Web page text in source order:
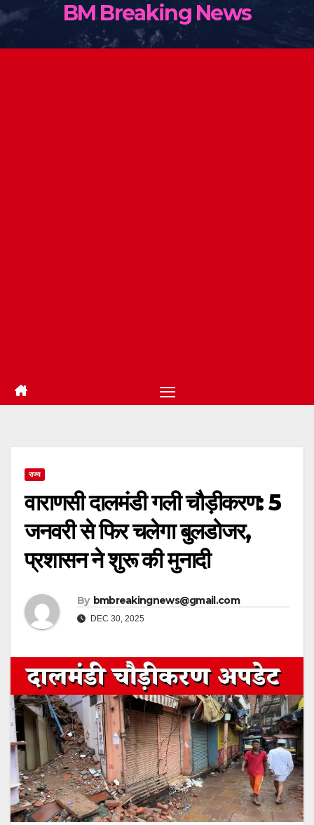
BM Breaking News
राज्य
वाराणसी दालमंडी गली चौड़ीकरण: 5
जनवरी से फिर चलेगा बुलडोजर,
प्रशासन ने शुरू की मुनादी
By bmbreakingnews@gmail.com
DEC 30, 2025